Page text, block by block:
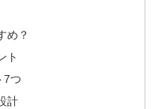
め？
ト
7つ
計